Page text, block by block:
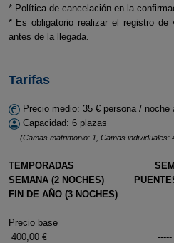
* Política de cancelación en la
* Es obligatorio realizar el registro de
antes de la llegada.
Tarifas
Precio medio: 35 € persona / noche
Capacidad: 6 plazas
(Camas matrimonio: 1, Camas individuales:
TEMPORADAS
SEMANA (2 NOCHES)
FIN DE AÑO (3 NOCHES)
Precio
400,00 €